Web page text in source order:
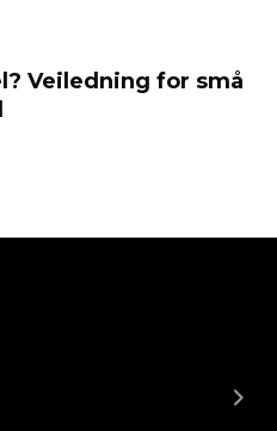
Veiledning for små